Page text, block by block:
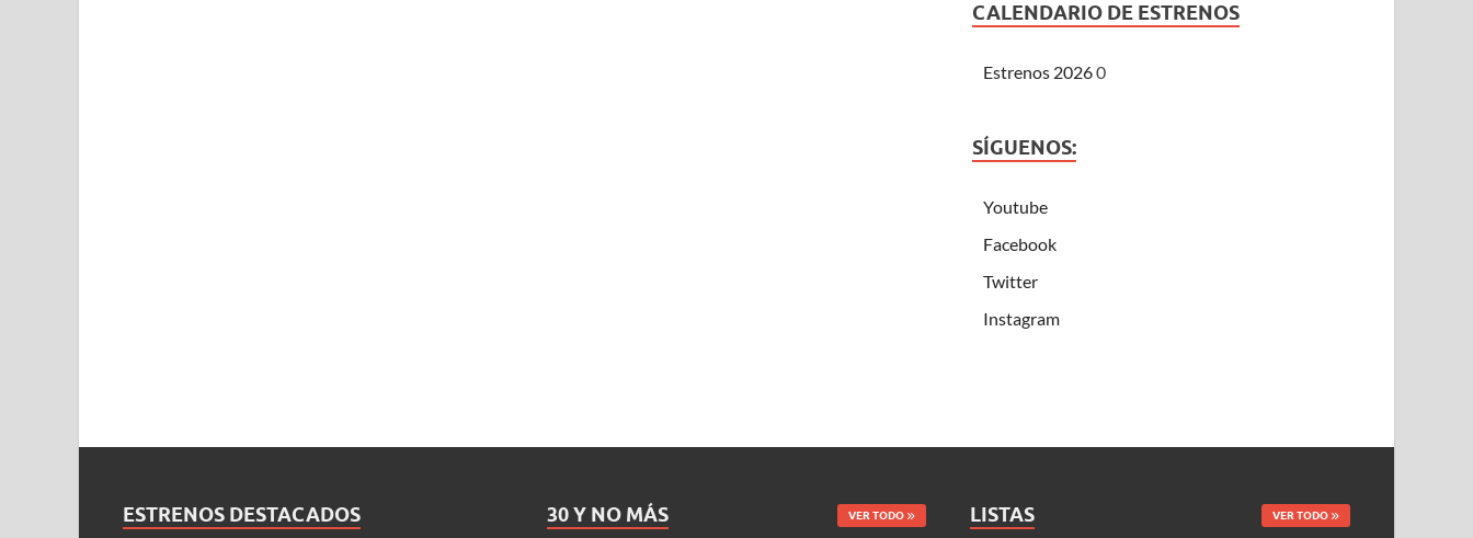
CALENDARIO DE ESTRENOS
Estrenos 20260
SÍGUENOS:
Youtube
Facebook
Twitter
Instagram
ESTRENOS DESTACADOS 30 Y NO MÁS VER TODO LISTAS VER TODO